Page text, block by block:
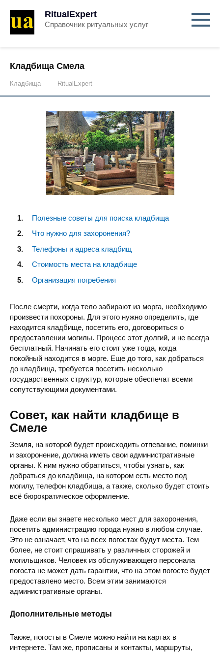
RitualExpert
Справочник ритуальных услуг
Кладбища Смела
Кладбища RitualExpert
Полезные советы для поиска кладбища
Что нужно для захоронения?
Телефоны и адреса кладбищ
Стоимость места на кладбище
Организация погребения
После смерти, когда тело забирают из морга, необходимо
произвести похороны. Для этого нужно определить, где
находится кладбище, посетить его, договориться о
предоставлении могилы. Процесс этот долгий, и не всегда
бесплатный. Начинать его стоит уже тогда, когда
покойный находится в морге. Еще до того, как добраться
до кладбища, требуется посетить несколько
государственных структур, которые обеспечат всеми
сопутствующими документами.
Совет, как найти кладбище в
Смеле
Земля, на которой будет происходить отпевание, поминки
и захоронение, должна иметь свои административные
органы. К ним нужно обратиться, чтобы узнать, как
добраться до кладбища, на котором есть место под
могилу, телефон кладбища, а также, сколько будет стоить
всё бюрократическое оформление.
Даже если вы знаете несколько мест для захоронения,
посетить администрацию города нужно в любом случае.
Это не означает, что на всех погостах будут места. Тем
более, не стоит спрашивать у различных сторожей и
могильщиков. Человек из обслуживающего персонала
погоста не может дать гарантии, что на этом погосте будет
предоставлено место. Всем этим занимаются
административные органы.
Дополнительные методы
Также, погосты в Смеле можно найти на картах в
интернете. Там же, прописаны и контакты, маршруты,